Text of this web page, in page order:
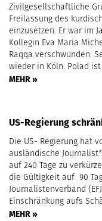
Zivilgesellschaftliche
Freilassung des
einzusetzen. Er war im
Kollegin Eva Maria
Raqqa verschwunden.
wieder in Köln. Polad
MEHR »
US-Regierung
Die US- Regierung hat
ausländische
auf 240 Tage zu
die Gültigkeit auf 90
Journalistenverband
Einschränkung aufs
MEHR »